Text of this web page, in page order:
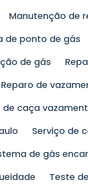
Manutenção de
de ponto de gás
de gás
Reparo de
de caça
Serviço de
de gás
Teste